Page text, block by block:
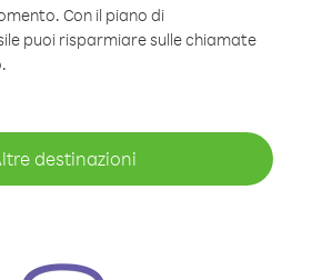
Con il piano di
puoi risparmiare sulle chiamate
destinazioni